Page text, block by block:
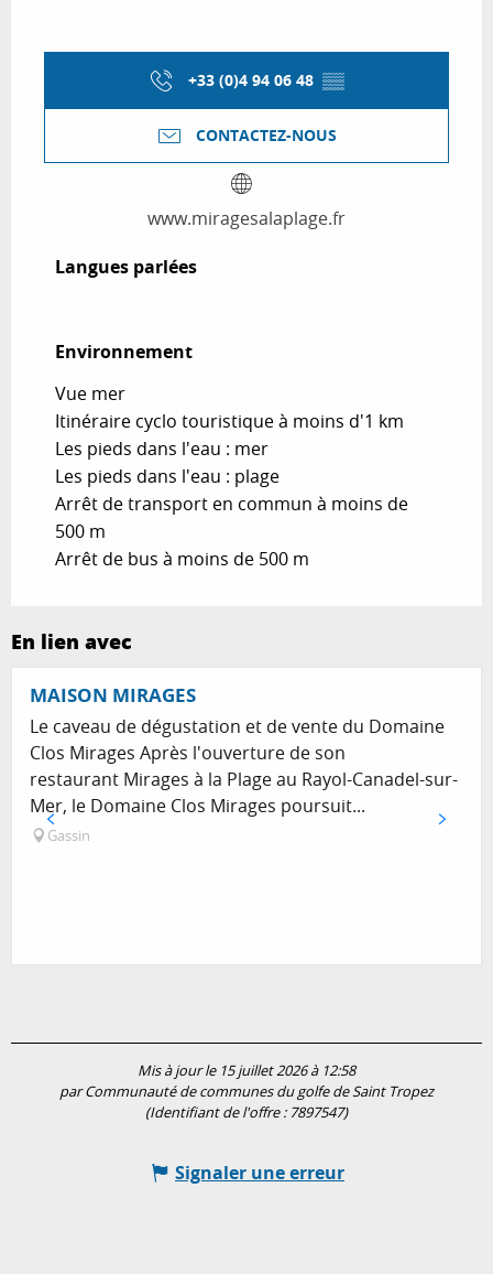
+33 (0)4 94 06 48 ▒▒
CONTACTEZ-NOUS
www.miragesalaplage.fr
Langues parlées
Langues parlées
Environnement
Environnement
Vue mer
Itinéraire cyclo touristique à moins d'1 km
Les pieds dans l'eau : mer
Les pieds dans l'eau : plage
Arrêt de transport en commun à moins de
500 m
Arrêt de bus à moins de 500 m
En lien avec
MAISON MIRAGES
Le caveau de dégustation et de vente du Domaine
Clos Mirages Après l'ouverture de son
restaurant Mirages à la Plage au Rayol-Canadel-sur-
Mer, le Domaine Clos Mirages poursuit...
Gassin
Mis à jour le 15 juillet 2026 à 12:58
par Communauté de communes du golfe de Saint Tropez
(Identifiant de l'offre : 7897547)
Signaler une erreur